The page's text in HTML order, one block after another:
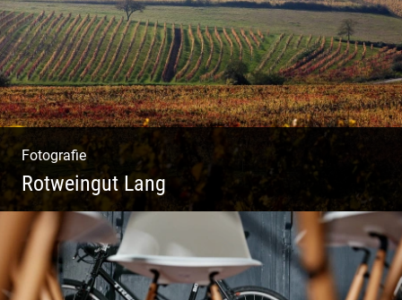
Fotografie
Rotweingut Lang
Rotweine aus Österreich | Genussvolle
Weinprobe | Herbstliche Weinberge | Uriger
Weinkeller